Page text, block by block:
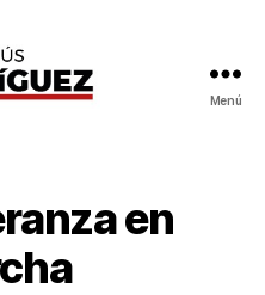
Menú
en
e
ú